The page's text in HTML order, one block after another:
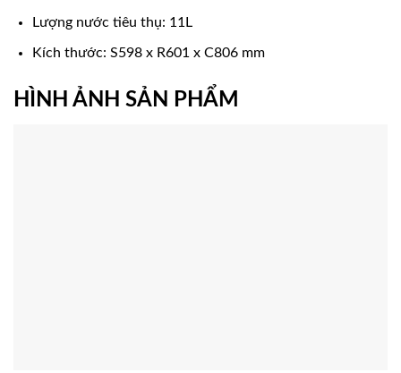
Lượng nước tiêu thụ: 11L
Kích thước: S598 x R601 x C806 mm
HÌNH ẢNH SẢN PHẨM